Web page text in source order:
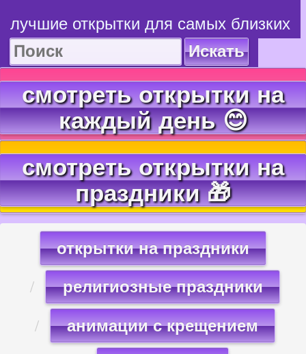
лучшие открытки для самых близких
Искать
смотреть открытки на
каждый день 😊
смотреть открытки на
праздники 🎁
открытки на праздники
религиозные праздники
анимации с крещением